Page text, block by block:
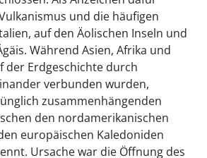
und die häufigen
auf den Äolischen Inseln und
Während Asien, Afrika und
der Erdgeschichte durch
verbunden wurden,
zusammenhängenden
den nordamerikanischen
europäischen Kaledoniden
Ursache war die Öffnung des